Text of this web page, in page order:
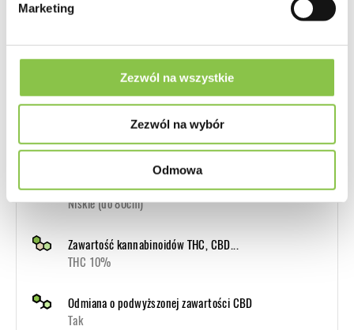
Marketing
Zezwól na wszystkie
Zezwól na wybór
Odmowa
Plon
Czas kwitnienia
10 - 12 tygodni
Miesiąc zbioru Outdoor
Koniec września / początek października
Wysokość Indoor
Niskie (do 80cm)
Zawartość kannabinoidów THC, CBD...
THC 10%
Odmiana o podwyższonej zawartości CBD
Tak